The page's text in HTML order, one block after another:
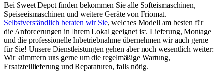
Bei Sweet Depot finden bekommen Sie alle Softeismaschinen,
Speiseeismaschinen und weitere Geräte von Friomat.
Selbstverständlich beraten wir Sie, welches Modell am besten für
die Anforderungen in Ihrem Lokal geeignet ist. Lieferung, Montage
und die professionelle Inbetriebnahme übernehmen wir auch gerne
für Sie! Unsere Dienstleistungen gehen aber noch wesentlich weiter:
Wir kümmern uns gerne um die regelmäßige Wartung,
Ersatzteillieferung und Reparaturen, falls nötig.